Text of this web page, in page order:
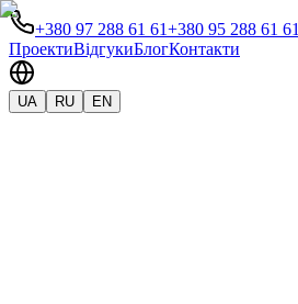
+380 97 288 61 61+380 95 288 61 61
ПроектиВідгукиБлогКонтакти
UA RU EN